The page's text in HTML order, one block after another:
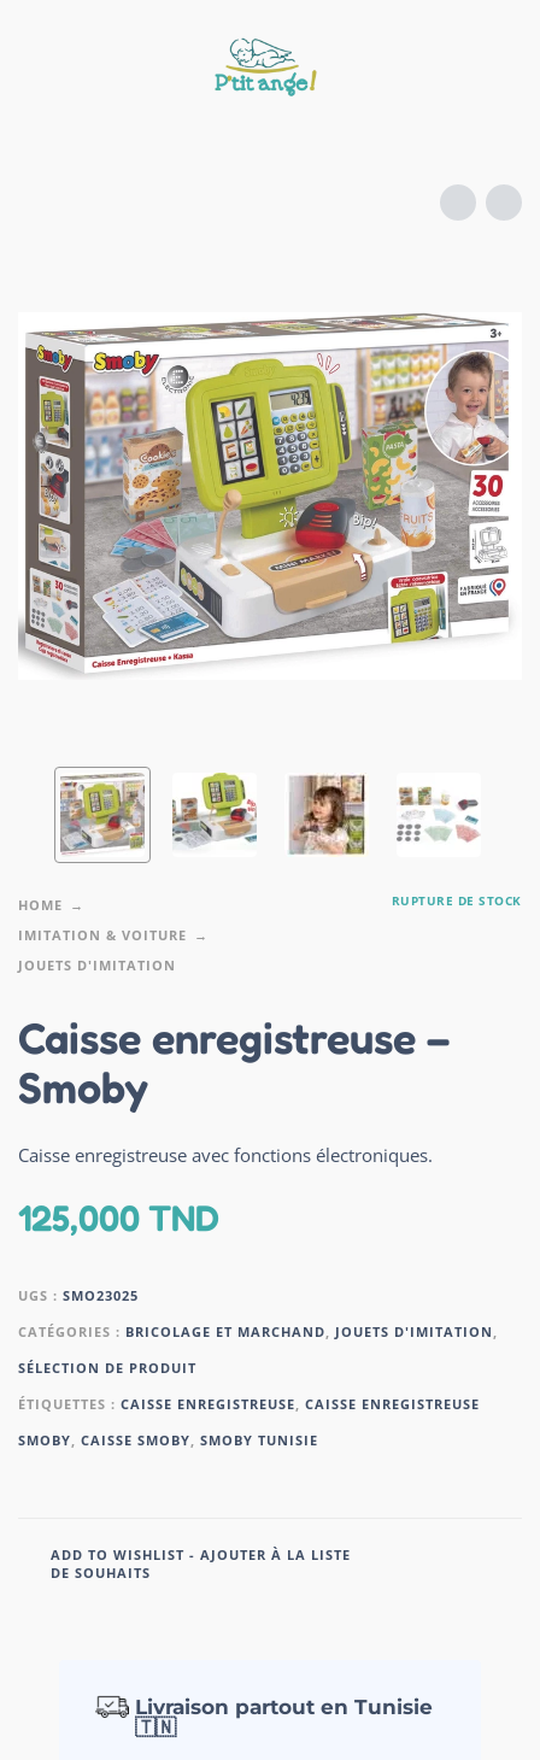
HOME
IMITATION & VOITURE
JOUETS D'IMITATION
RUPTURE DE STOCK
Caisse enregistreuse –
Smoby
Caisse enregistreuse avec fonctions électroniques.
125,000TND
UGS : SMO23025
CATÉGORIES : BRICOLAGE ET MARCHAND JOUETS D'IMITATION
SÉLECTION DE PRODUIT
ÉTIQUETTES : CAISSE ENREGISTREUSE CAISSE ENREGISTREUSE
SMOBY CAISSE SMOBY SMOBY TUNISIE
ADD TO WISHLIST - AJOUTER À LA LISTE
DE SOUHAITS
Livraison partout en Tunisie
🇹🇳